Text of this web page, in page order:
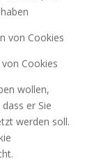
von Cookies
Cookies
wollen,
er Sie
werden soll.